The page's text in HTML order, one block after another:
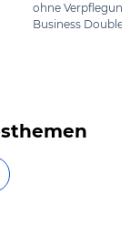
ohne Verpflegung
Business Double